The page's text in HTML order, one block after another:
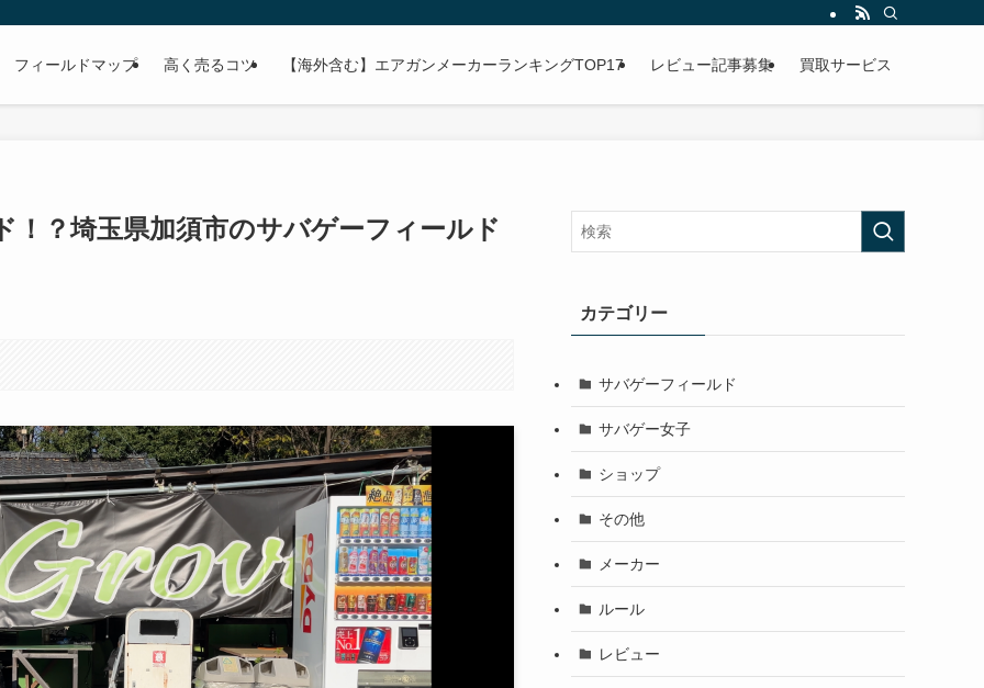
フィールドマップ 高く売るコツ 【海外含む】エアガンメーカーランキングTOP17 レビュー記事募集 買取サービス
！？埼玉県加須市のサバゲーフィールド
カテゴリー
サバゲーフィールド
サバゲー女子
ショップ
その他
メーカー
ルール
レビュー